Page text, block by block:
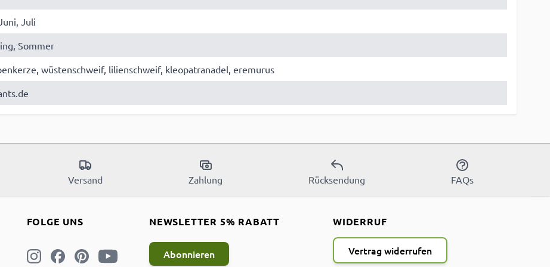
Juli
Sommer
wüstenschweif, lilienschweif, kleopatranadel, eremurus
Versand Zahlung Rücksendung FAQs
FOLGE UNS NEWSLETTER 5% RABATT
Abonnieren
WIDERRUF
Vertrag widerrufen